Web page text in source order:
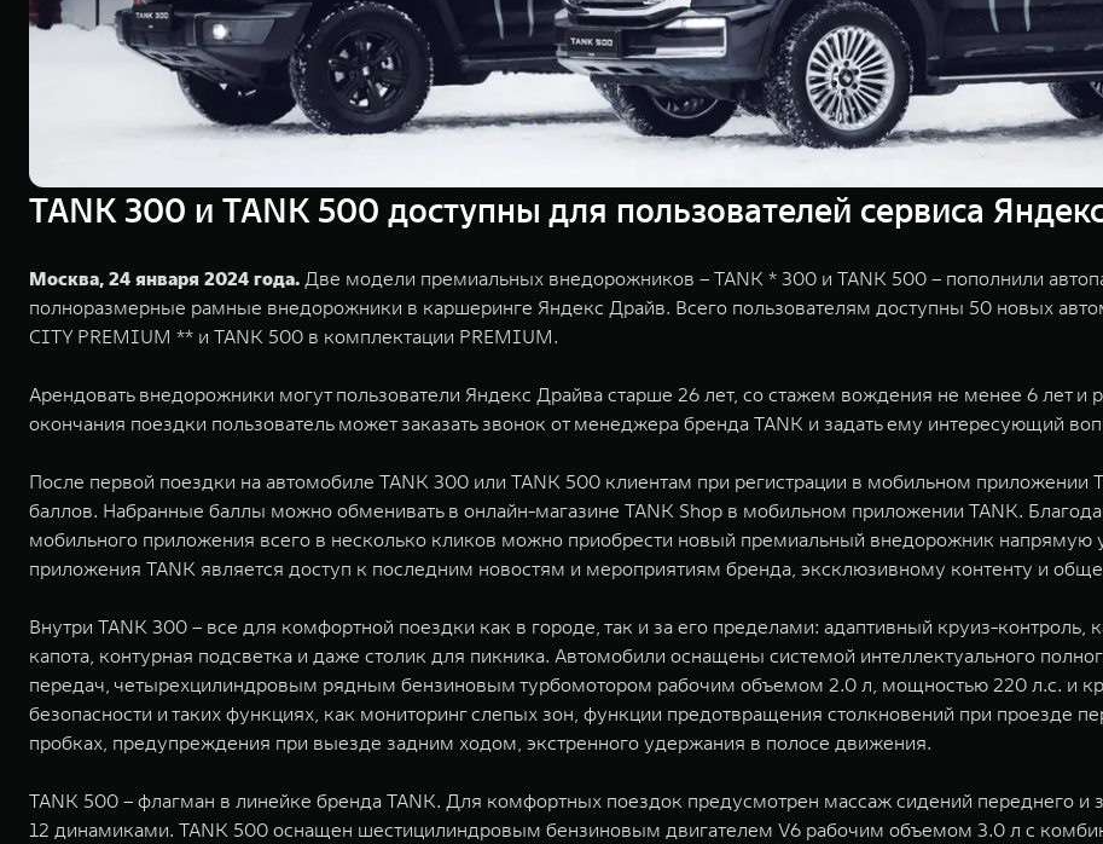
TANK 300 и TANK 500 доступны для пользователей сервиса
Москва, 24 января 2024 года. Две модели премиальных внедорожников – TANK * 300 и TANK 500 – пополнили
полноразмерные рамные внедорожники в каршеринге Яндекс Драйв. Всего пользователям доступны 50 новых
CITY PREMIUM ** и TANK 500 в комплектации PREMIUM.
Арендовать внедорожники могут пользователи Яндекс Драйва старше 26 лет, со стажем вождения не менее 6 лет
окончания поездки пользователь может заказать звонок от менеджера бренда TANK и задать ему интересующий
После первой поездки на автомобиле TANK 300 или TANK 500 клиентам при регистрации в мобильном приложении
баллов. Набранные баллы можно обменивать в онлайн-магазине TANK Shop в мобильном приложении TANK.
мобильного приложения всего в несколько кликов можно приобрести новый премиальный внедорожник
приложения TANK является доступ к последним новостям и мероприятиям бренда, эксклюзивному контенту и
Внутри TANK 300 – все для комфортной поездки как в городе, так и за его пределами: адаптивный круиз-контроль,
капота, контурная подсветка и даже столик для пикника. Автомобили оснащены системой интеллектуального
передач, четырехцилиндровым рядным бензиновым турбомотором рабочим объемом 2.0 л, мощностью 220 л.с. и
безопасности и таких функциях, как мониторинг слепых зон, функции предотвращения столкновений при проезде
пробках, предупреждения при выезде задним ходом, экстренного удержания в полосе движения.
TANK 500 – флагман в линейке бренда TANK. Для комфортных поездок предусмотрен массаж сидений переднего и
12 динамиками. TANK 500 оснащен шестицилиндровым бензиновым двигателем V6 рабочим объемом 3.0 л с